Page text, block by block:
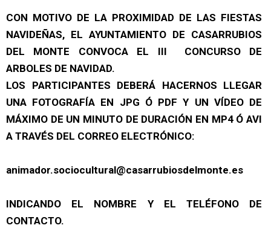
CON MOTIVO DE LA PROXIMIDAD DE LAS FIESTAS
NAVIDEÑAS, EL AYUNTAMIENTO DE CASARRUBIOS
DEL MONTE CONVOCA EL III CONCURSO DE
ARBOLES DE NAVIDAD.
LOS PARTICIPANTES DEBERÁ HACERNOS LLEGAR
UNA FOTOGRAFÍA EN JPG Ó PDF Y UN VÍDEO DE
MÁXIMO DE UN MINUTO DE DURACIÓN EN MP4 Ó AVI
A TRAVÉS DEL CORREO ELECTRÓNICO:
animador.sociocultural@casarrubiosdelmonte.es
INDICANDO EL NOMBRE Y EL TELÉFONO DE
CONTACTO.